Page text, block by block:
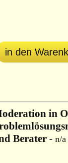
in den
in
Berater - n/a